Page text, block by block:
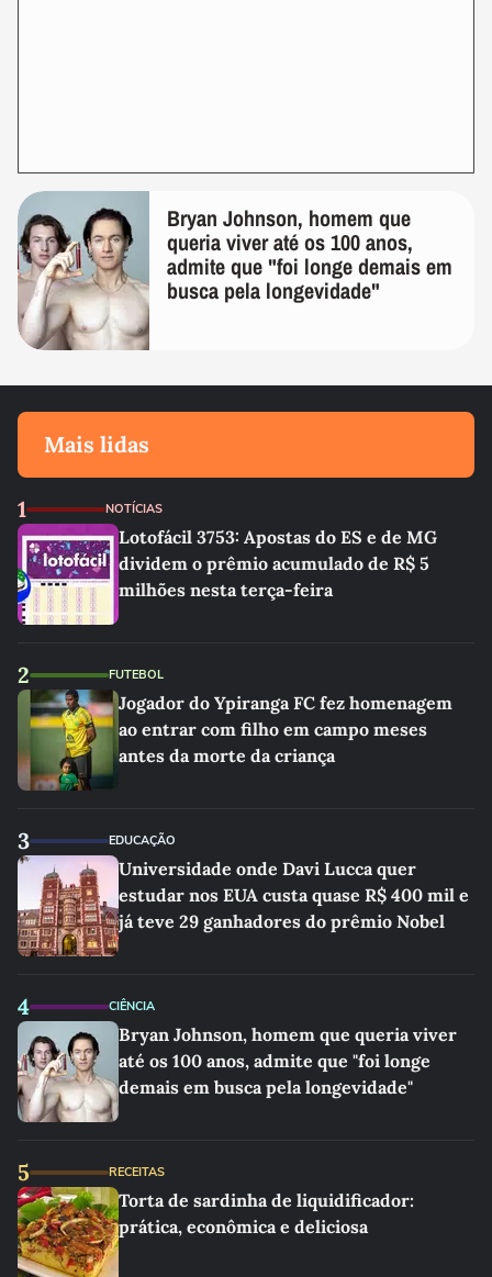
Bryan Johnson, homem que
queria viver até os 100 anos,
admite que "foi longe demais em
busca pela longevidade"
Mais lidas
1 NOTÍCIAS
Lotofácil 3753: Apostas do ES e de MG
dividem o prêmio acumulado de R$ 5
milhões nesta terça-feira
2 FUTEBOL
Jogador do Ypiranga FC fez homenagem
ao entrar com filho em campo meses
antes da morte da criança
3 EDUCAÇÃO
Universidade onde Davi Lucca quer
estudar nos EUA custa quase R$ 400 mil e
já teve 29 ganhadores do prêmio Nobel
4 CIÊNCIA
Bryan Johnson, homem que queria viver
até os 100 anos, admite que "foi longe
demais em busca pela longevidade"
5 RECEITAS
Torta de sardinha de liquidificador:
prática, econômica e deliciosa